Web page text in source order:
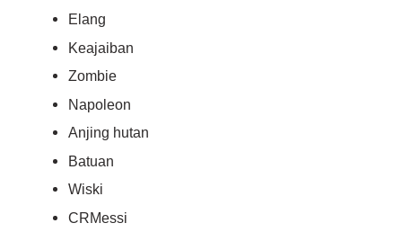
Elang
Keajaiban
Zombie
Napoleon
Anjing hutan
Batuan
Wiski
CRMessi